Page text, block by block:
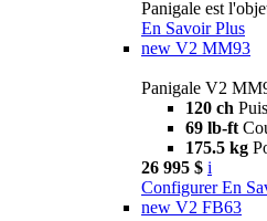
Panigale est
En Savoir Plus
new V2 MM93
Panigale V2
120 ch
69 lb-ft
175.5 kg
26 995 $ i
Configurer En
new V2 FB63